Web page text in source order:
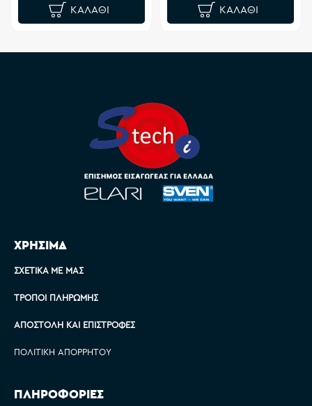
ΚΑΛΆΘΙ ΚΑΛΆΘΙ
ΧΡΗΣΙΜΑ
ΣΧΕΤΙΚΆ ΜΕ ΜΑΣ
ΤΡΌΠΟΙ ΠΛΗΡΩΜΉΣ
ΑΠΟΣΤΟΛΉ ΚΑΙ ΕΠΙΣΤΡΟΦΈΣ
ΠΟΛΙΤΙΚΉ ΑΠΟΡΡΉΤΟΥ
ΠΛΗΡΟΦΟΡΙΕΣ